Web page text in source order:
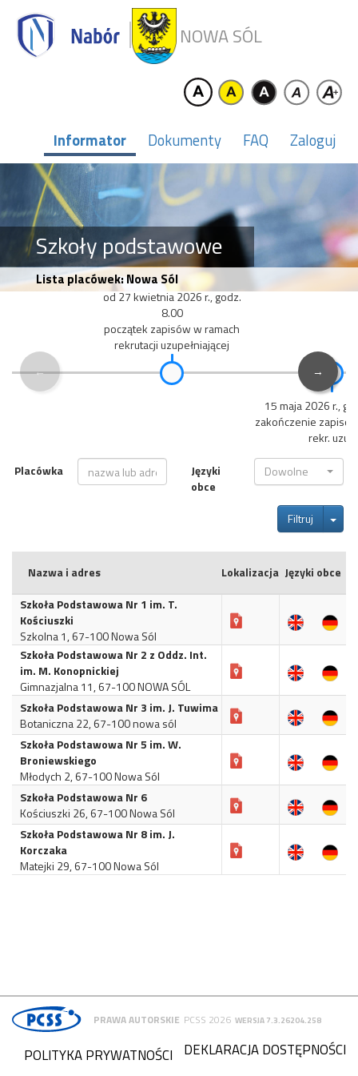
NOWA SÓL
Informator Dokumenty FAQ Zaloguj
Szkoły podstawowe
Lista placówek: Nowa Sól
←
od 27 kwietnia 2026 r., godz.
8.00
początek zapisów w ramach
rekrutacji uzupełniającej
15 maja 2026 r.,
zakończenie
rekr. uzup
→
Placówka
Języki
obce
Dowolne
Filtruj
Nazwa i adres Lokalizacja Języki obce
Szkoła Podstawowa Nr 1 im. T.
Kościuszki
Szkolna 1, 67-100 Nowa Sól
Szkoła Podstawowa Nr 2 z Oddz. Int.
im. M. Konopnickiej
Gimnazjalna 11, 67-100 NOWA SÓL
Szkoła Podstawowa Nr 3 im. J. Tuwima
Botaniczna 22, 67-100 nowa sól
Szkoła Podstawowa Nr 5 im. W.
Broniewskiego
Młodych 2, 67-100 Nowa Sól
Szkoła Podstawowa Nr 6
Kościuszki 26, 67-100 Nowa Sól
Szkoła Podstawowa Nr 8 im. J.
Korczaka
Matejki 29, 67-100 Nowa Sól
PRAWA AUTORSKIE PCSS 2026 WERSJA 7.3.26204.258
DEKLARACJA DOSTĘPNOŚCI
POLITYKA PRYWATNOŚCI